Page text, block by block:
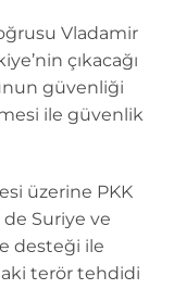
Vladamir
çıkacağı
güvenliği
ile güvenlik
üzerine PKK
de Suriye ve
desteği ile
terör tehdidi